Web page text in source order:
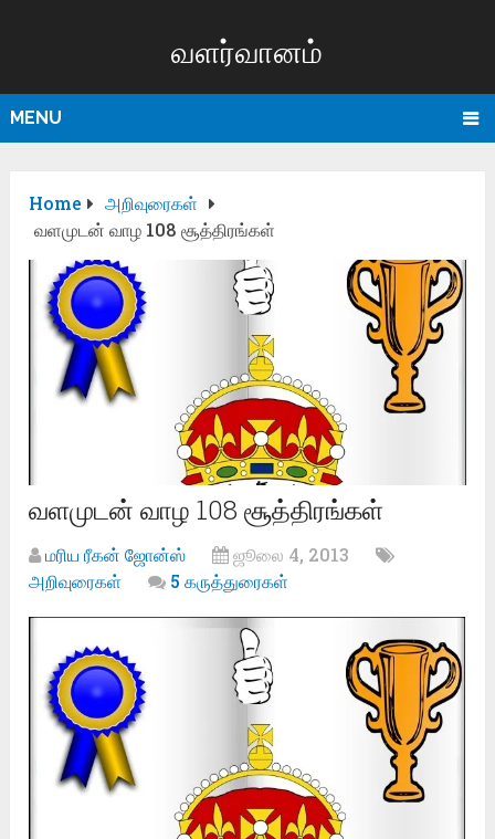
வளர்வானம்
MENU
Home
அறிவுரைகள்
வளமுடன் வாழ 108 சூத்திரங்கள்
வளமுடன் வாழ 108 சூத்திரங்கள்
மரிய ரீகன் ஜோன்ஸ்
ஜூலை 4, 2013
அறிவுரைகள்
5 கருத்துரைகள்